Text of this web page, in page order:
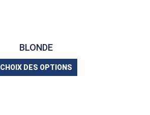
BLONDE
CHOIX DES OPTIONS